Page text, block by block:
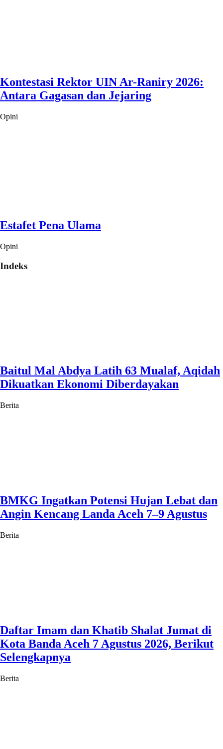
Kontestasi Rektor UIN Ar-Raniry 2026:
Antara Gagasan dan Jejaring
Opini
Estafet Pena Ulama
Opini
Indeks
Baitul Mal Abdya Latih 63 Mualaf, Aqidah
Dikuatkan Ekonomi Diberdayakan
Berita
BMKG Ingatkan Potensi Hujan Lebat dan
Angin Kencang Landa Aceh 7–9 Agustus
Berita
Daftar Imam dan Khatib Shalat Jumat di
Kota Banda Aceh 7 Agustus 2026, Berikut
Selengkapnya
Berita